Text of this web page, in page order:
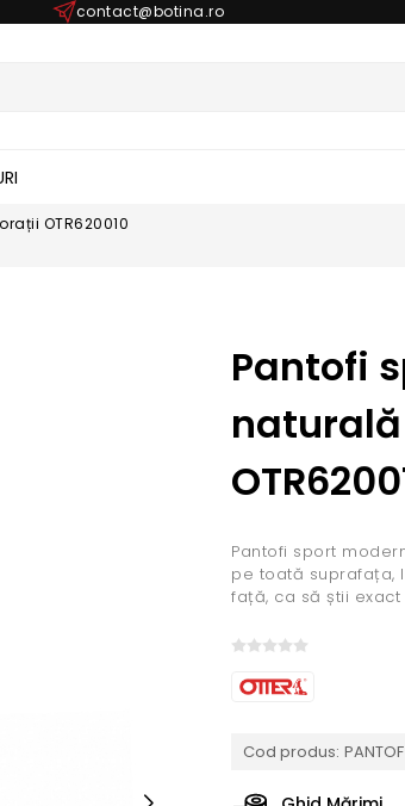
contact@botina.ro
OTR620010
Pantofi
Pantofi sport
pe toată suprafața,
față, ca să știi
Cod produs: